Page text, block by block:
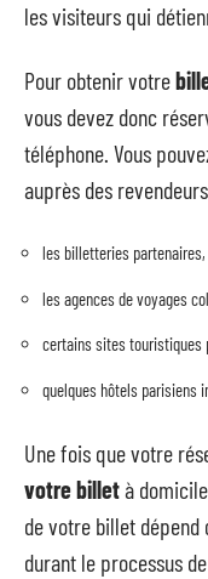
les visiteurs qui
Pour obtenir votre
vous devez donc
téléphone. Vous
auprès des
les billetteries partenaires,
les agences de voyages
certains sites touristiques
quelques hôtels parisiens
Une fois que votre
votre billetà
de votre billet dépend
durant le processus